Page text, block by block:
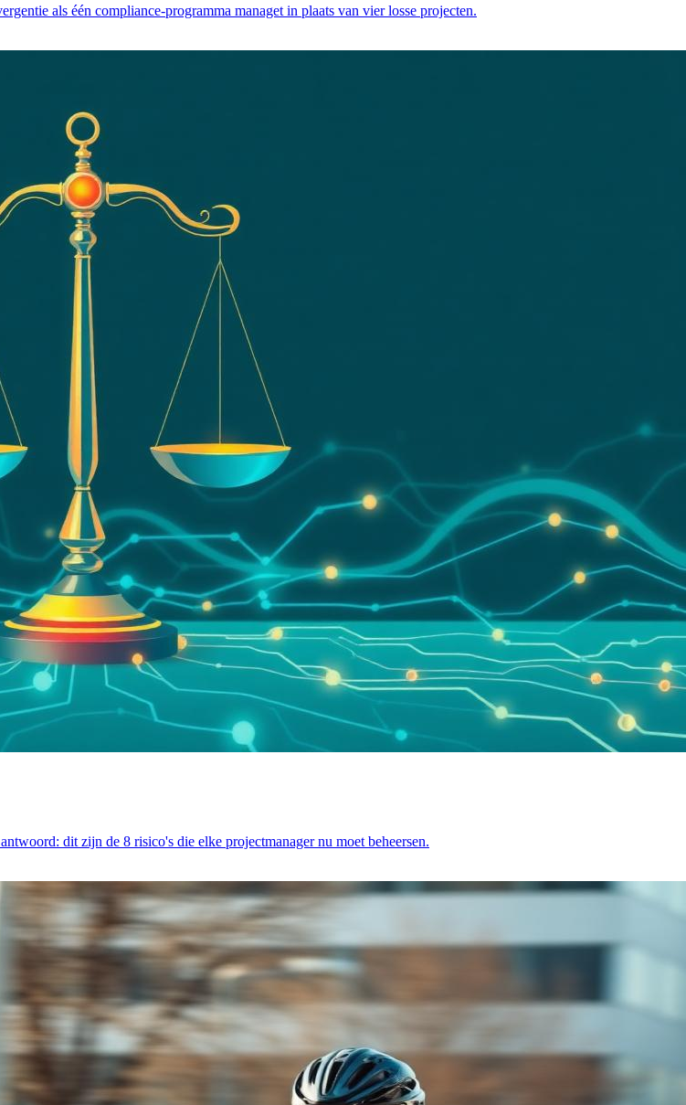
als één compliance-programma managet in plaats van vier losse projecten.
dit zijn de 8 risico's die elke projectmanager nu moet beheersen.